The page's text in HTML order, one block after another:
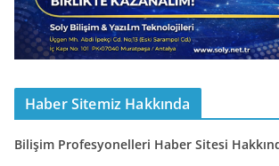
Haber Sitemiz Hakkında
Bilişim Profesyonelleri Haber Sitesi